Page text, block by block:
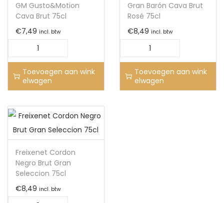
GM Gusto&Motion
Cava Brut 75cl
€7,49 incl. btw
Toevoegen aan wink
elwagen
Gran Barón Cava Brut
Rosé 75cl
€8,49 incl. btw
Toevoegen aan wink
elwagen
Freixenet Cordon
Negro Brut Gran
Seleccion 75cl
€8,49 incl. btw